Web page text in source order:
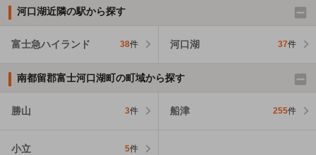
河口湖近隣の駅から探す
富士急ハイランド 38件 河口湖 37件
南都留郡富士河口湖町の町域から探す
勝山 3件 船津 255件
小立 5件